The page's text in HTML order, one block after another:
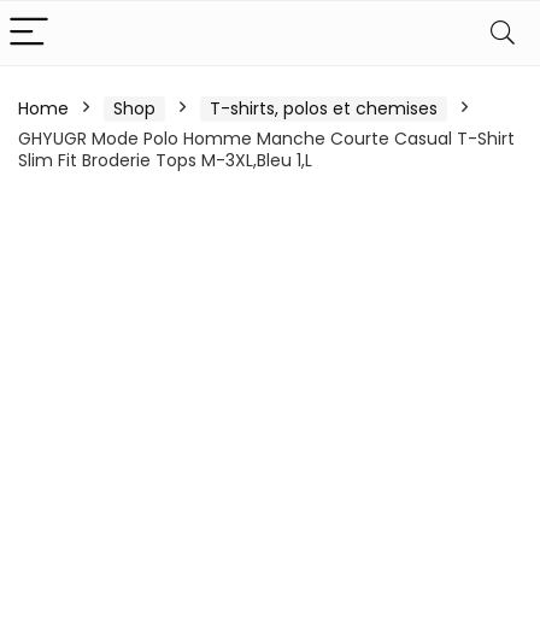
Home Shop
T-shirts, polos et chemises
GHYUGR Mode Polo Homme Manche Courte Casual T-Shirt
Slim Fit Broderie Tops M-3XL,Bleu 1,L